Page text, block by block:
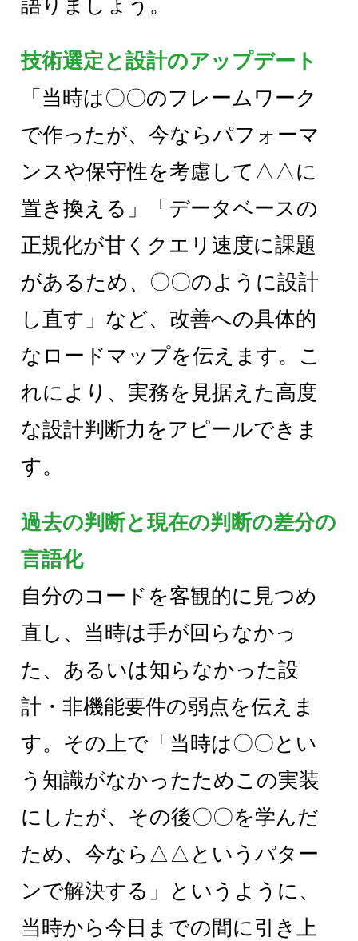
語りましょう。
技術選定と設計のアップデート
「当時は〇〇のフレームワーク
で作ったが、今ならパフォーマ
ンスや保守性を考慮して△△に
置き換える」「データベースの
正規化が甘くクエリ速度に課題
があるため、〇〇のように設計
し直す」など、改善への具体的
なロードマップを伝えます。こ
れにより、実務を見据えた高度
な設計判断力をアピールできま
す。
過去の判断と現在の判断の差分の
言語化
自分のコードを客観的に見つめ
直し、当時は手が回らなかっ
た、あるいは知らなかった設
計・非機能要件の弱点を伝えま
す。その上で「当時は〇〇とい
う知識がなかったためこの実装
にしたが、その後〇〇を学んだ
ため、今なら△△というパター
ンで解決する」というように、
当時から今日までの間に引き上